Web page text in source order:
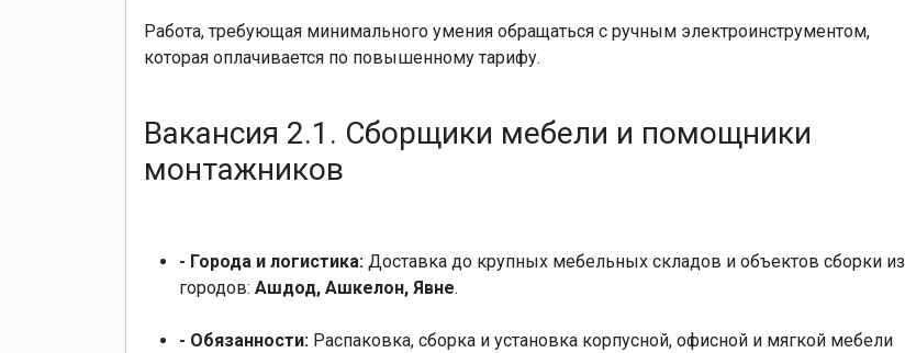
Работа, требующая минимального умения обращаться с ручным электроинструментом,
которая оплачивается по повышенному тарифу.
Вакансия 2.1. Сборщики мебели и помощники
монтажников
- Города и логистика: Доставка до крупных мебельных складов и объектов сборки из
городов: Ашдод, Ашкелон, Явне.
- Обязанности: Распаковка, сборка и установка корпусной, офисной и мягкой мебели